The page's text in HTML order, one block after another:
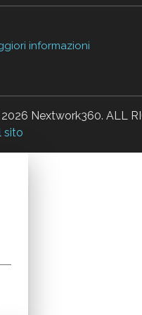
informazioni
Nextwork360. ALL
sito